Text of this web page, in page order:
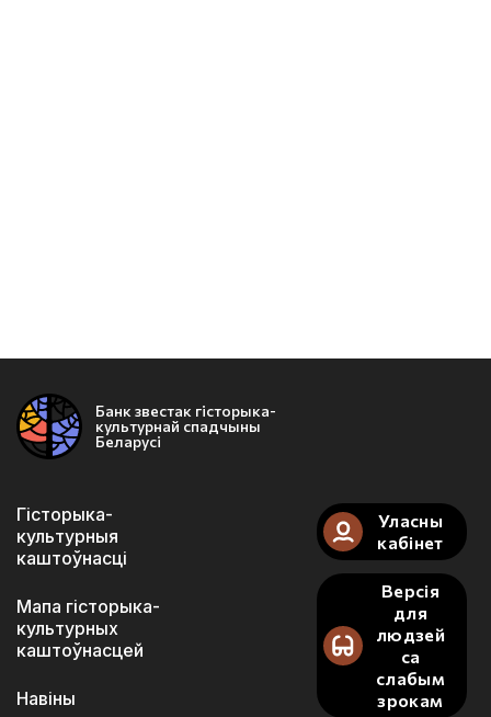
Банк звестак гісторыка-
культурнай спадчыны
Беларусі
Гісторыка-
культурныя
каштоўнасці
Мапа гісторыка-
культурных
каштоўнасцей
Навіны
Уласны
кабінет
Версія
для
людзей
са
слабым
зрокам